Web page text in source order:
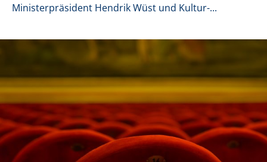
Ministerpräsident Hendrik Wüst und Kultur-...